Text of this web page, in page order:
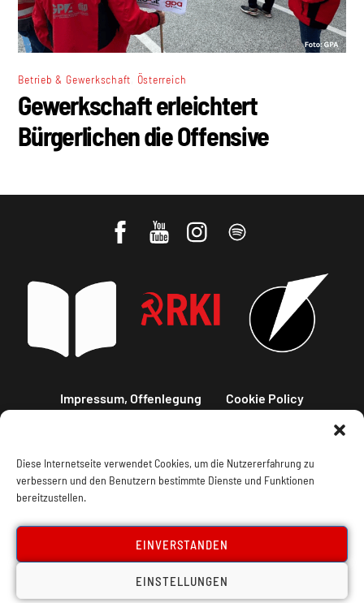
Diese Internetseite verwendet Cookies, um die Nutzererfahrung zu
verbessern und den Benutzern bestimmte Dienste und Funktionen
bereitzustellen.
EINVERSTANDEN
EINSTELLUNGEN
Betrieb & Gewerkschaft Österreich
Gewerkschaft erleichtert
Bürgerlichen die Offensive
Impressum, Offenlegung Cookie Policy